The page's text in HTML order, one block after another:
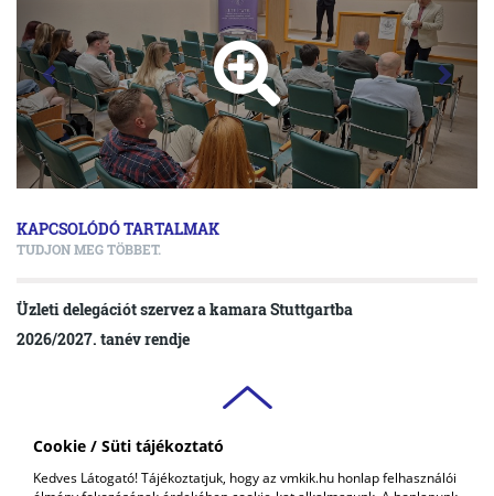
Cookie / Süti tájékoztató
Kedves Látogató! Tájékoztatjuk, hogy az vmkik.hu honlap felhasználói
KAPCSOLÓDÓ TARTALMAK
TUDJON MEG TÖBBET.
Üzleti delegációt szervez a kamara Stuttgartba
2026/2027. tanév rendje
VAS VÁRMEGYEI
KERESKEDELMI ÉS IPARKAMARA